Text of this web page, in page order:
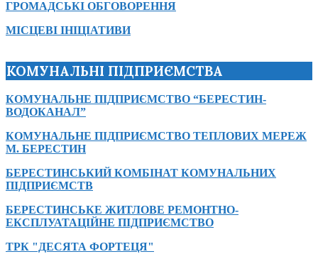
ГРОМАДСЬКІ ОБГОВОРЕННЯ
МІСЦЕВІ ІНІЦІАТИВИ
КОМУНАЛЬНІ ПІДПРИЄМСТВА
КОМУНАЛЬНЕ ПІДПРИЄМСТВО “БЕРЕСТИН-
ВОДОКАНАЛ”
КОМУНАЛЬНЕ ПІДПРИЄМСТВО ТЕПЛОВИХ МЕРЕЖ
М. БЕРЕСТИН
БЕРЕСТИНСЬКИЙ КОМБІНАТ КОМУНАЛЬНИХ
ПІДПРИЄМСТВ
БЕРЕСТИНСЬКЕ ЖИТЛОВЕ РЕМОНТНО-
ЕКСПЛУАТАЦІЙНЕ ПІДПРИЄМСТВО
ТРК "ДЕСЯТА ФОРТЕЦЯ"